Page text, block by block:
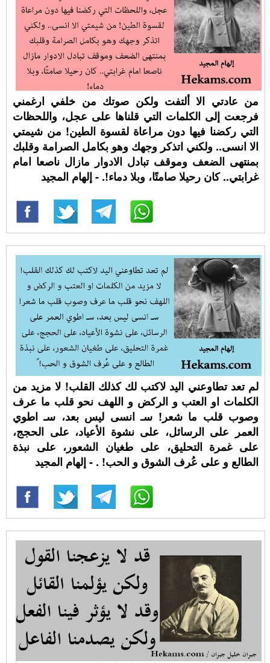
من عادتي الا ألتفت ولكن صوتك من خلفي ارغمني
فرجعت إلى الكلمات التي قلناها على عجل، واللحظات
التي ركضنا فيها دون مراعاة لقسوة الطين! من شيمتي
الا انسى.. ولكني اتذكر وجهك وهو بكامل الصرامة وقلبك
بمنتهى الضعف وموقف تبادل الادوار مازال ناصعا امام
غرابتي.. كان رحيلا صامتًا، وبلا دماء!. - إلهام المجيد
لم تعد تطاوعني اليد لاكتب لك كذلك القلب! لا مزيد من
الكلمات او العتب و الركض و اللهف نحو قلب ما عرف
وصوب قلب ما شعر! سـ انسى ليس بعد، سـ اطوي
العمر على الرسائل، على نشوة الأعياد، على الحجج،
على غمرة التحليق، على طغيان الشعور، على نبذة
الطالع و على عُرف الشوق و الحب! ⁧. - إلهام المجيد